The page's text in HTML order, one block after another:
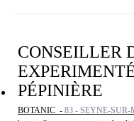
CONSEILLER
PÉPINIÈRE
BOTANIC - 83 - SEYNE-SUR-